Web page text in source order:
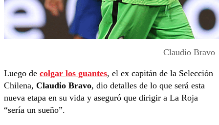
Claudio Bravo
Luego de colgar los guantes, el ex capitán de la Selección
Chilena, Claudio Bravo, dio detalles de lo que será esta
nueva etapa en su vida y aseguró que dirigir a La Roja
“sería un sueño”.